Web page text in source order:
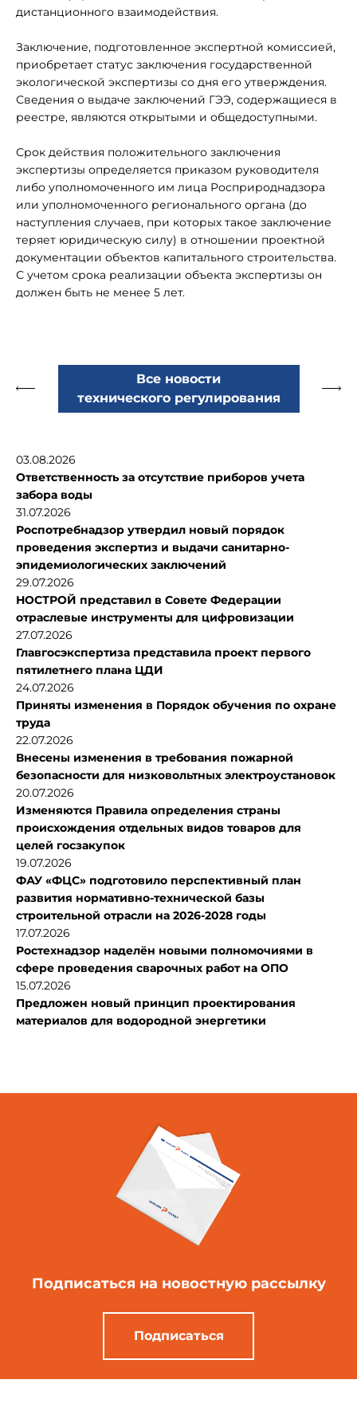
дистанционного взаимодействия.
Заключение, подготовленное экспертной комиссией,
приобретает статус заключения государственной
экологической экспертизы со дня его утверждения.
Сведения о выдаче заключений ГЭЭ, содержащиеся в
реестре, являются открытыми и общедоступными.
Срок действия положительного заключения
экспертизы определяется приказом руководителя
либо уполномоченного им лица Росприроднадзора
или уполномоченного регионального органа (до
наступления случаев, при которых такое заключение
теряет юридическую силу) в отношении проектной
документации объектов капитального строительства.
С учетом срока реализации объекта экспертизы он
должен быть не менее 5 лет.
Все новости
технического регулирования
03.08.2026
Ответственность за отсутствие приборов учета
забора воды
31.07.2026
Роспотребнадзор утвердил новый порядок
проведения экспертиз и выдачи санитарно-
эпидемиологических заключений
29.07.2026
НОСТРОЙ представил в Совете Федерации
отраслевые инструменты для цифровизации
27.07.2026
Главгосэкспертиза представила проект первого
пятилетнего плана ЦДИ
24.07.2026
Приняты изменения в Порядок обучения по охране
труда
22.07.2026
Внесены изменения в требования пожарной
безопасности для низковольтных электроустановок
20.07.2026
Изменяются Правила определения страны
происхождения отдельных видов товаров для
целей госзакупок
19.07.2026
ФАУ «ФЦС» подготовило перспективный план
развития нормативно-технической базы
строительной отрасли на 2026-2028 годы
17.07.2026
Ростехнадзор наделён новыми полномочиями в
сфере проведения сварочных работ на ОПО
15.07.2026
Предложен новый принцип проектирования
материалов для водородной энергетики
Подписаться на новостную рассылку
Подписаться